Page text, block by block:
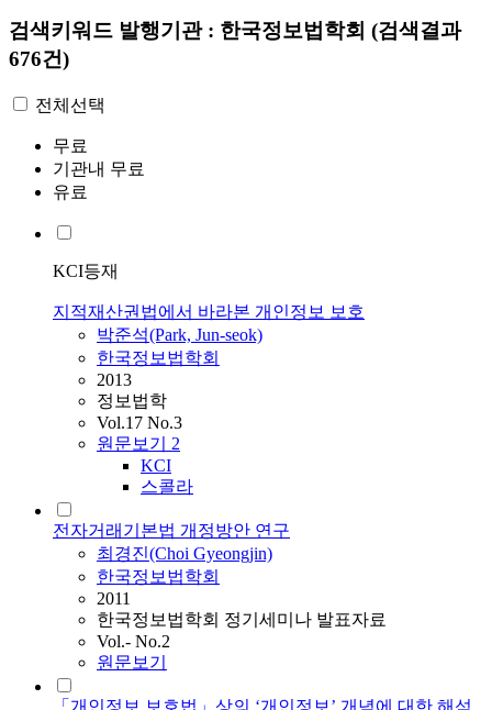
검색키워드 발행기관 : 한국정보법학회 (검색결과
676건)
전체선택
무료
기관내 무료
유료
KCI등재
지적재산권법에서 바라본 개인정보 보호
박준석(Park, Jun-seok)
한국정보법학회
2013
정보법학
Vol.17 No.3
원문보기 2
KCI
스콜라
전자거래기본법 개정방안 연구
최경진(Choi Gyeongjin)
한국정보법학회
2011
한국정보법학회 정기세미나 발표자료
Vol.- No.2
원문보기